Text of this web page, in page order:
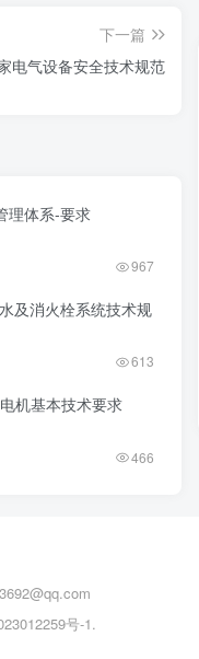
下一篇
电气设备安全技术规范
理体系-要求
967
及消火栓系统技术规
613
机基本技术要求
466
号-1.